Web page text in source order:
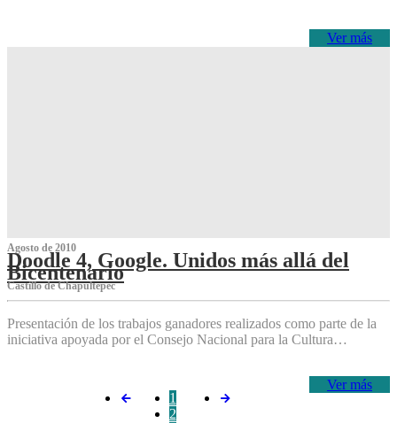
Ver más
Agosto de 2010
Doodle 4, Google. Unidos más allá del
Bicentenario
Castillo de Chapultepec
Presentación de los trabajos ganadores realizados como parte de la
iniciativa apoyada por el Consejo Nacional para la Cultura…
Ver más
1
2